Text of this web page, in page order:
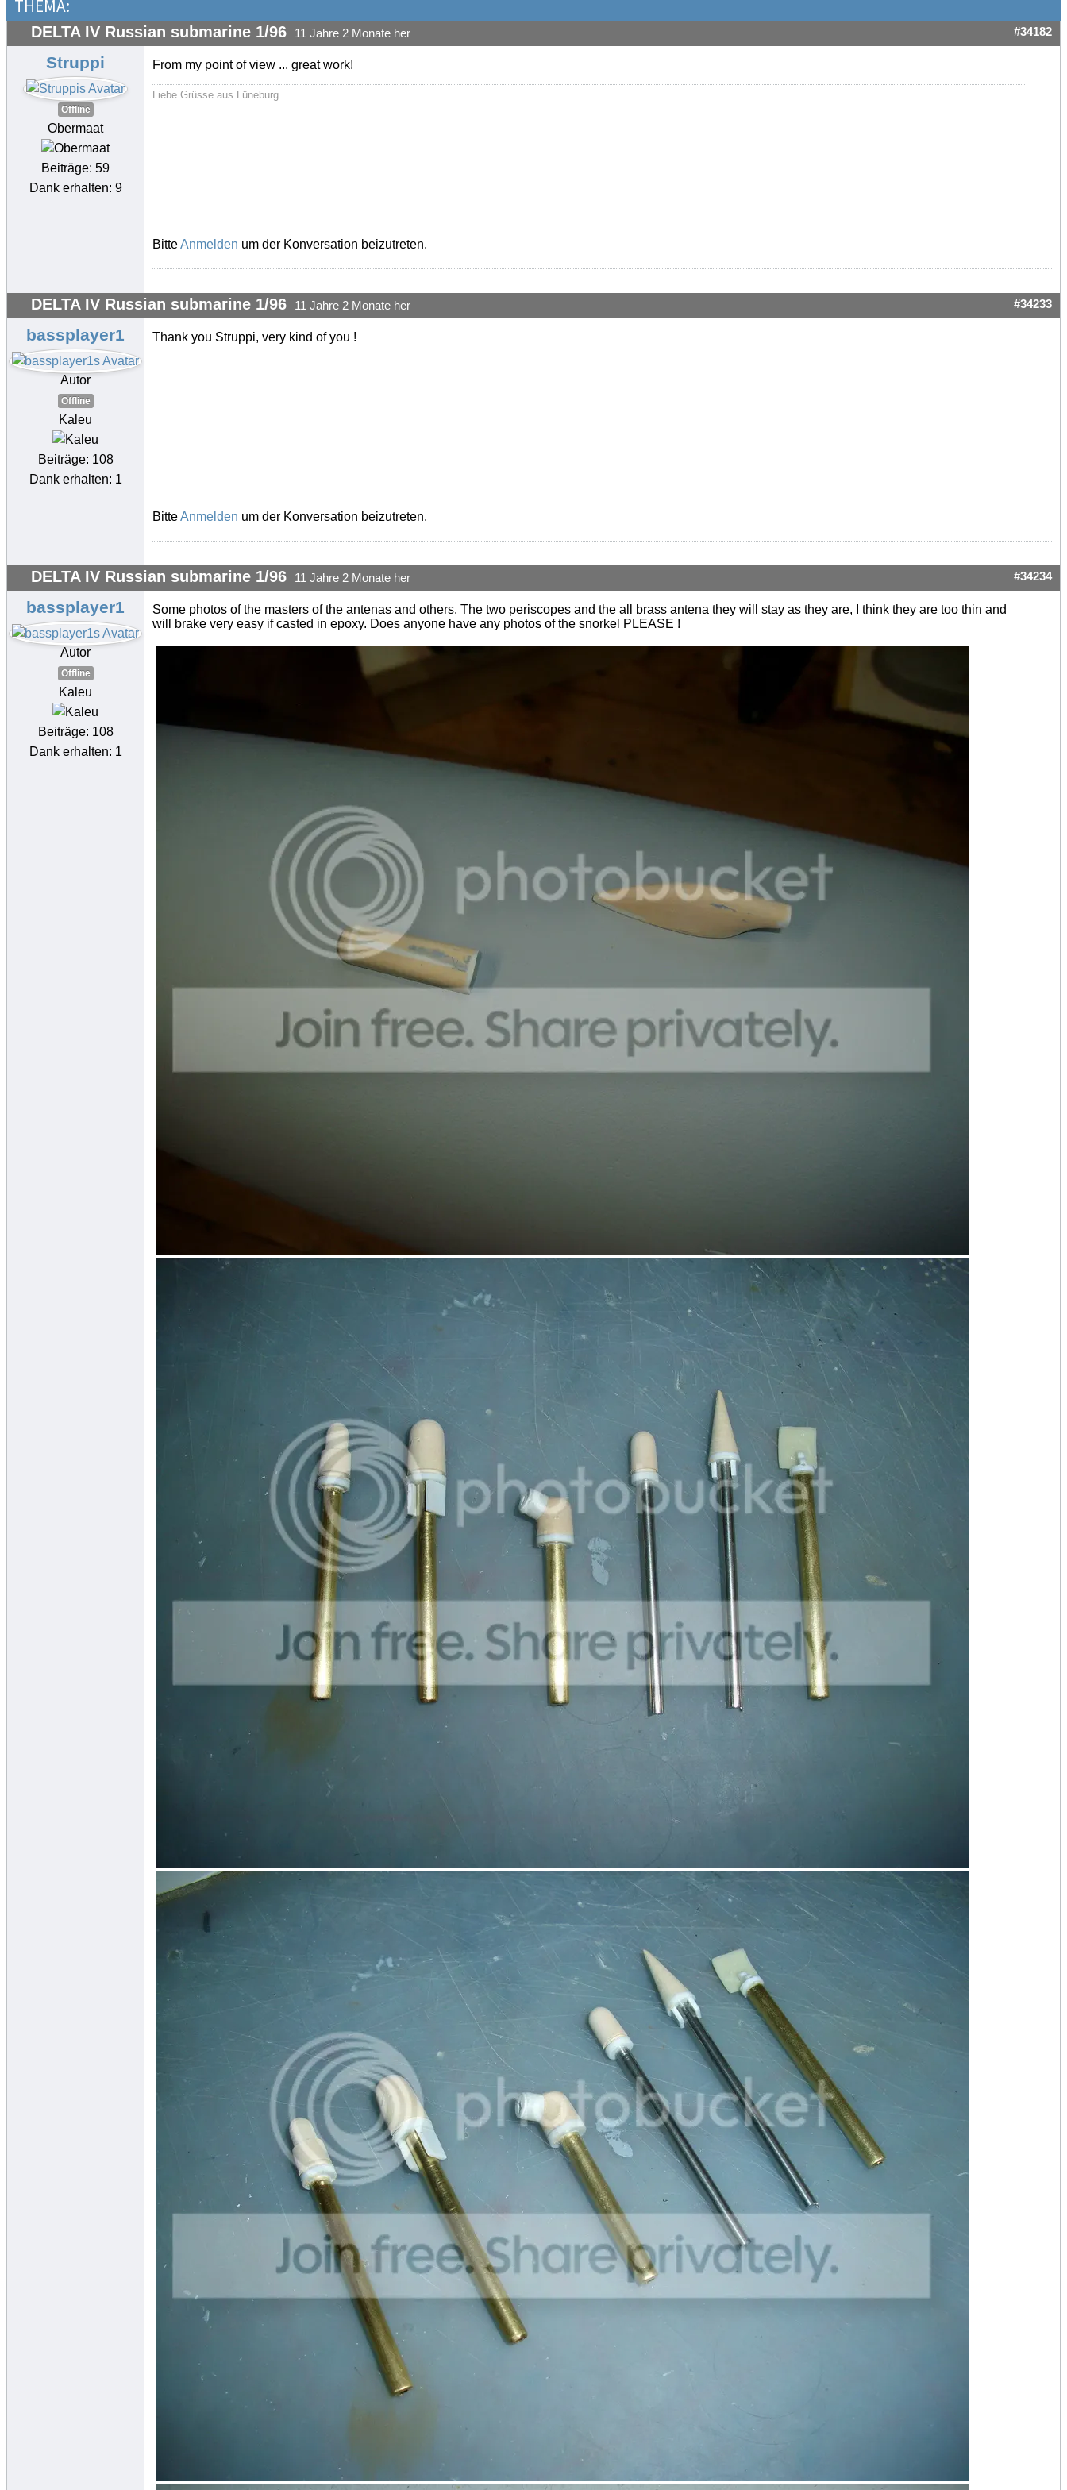
THEMA:
DELTA IV Russian submarine 1/96 11 Jahre 2 Monate her #34182
Struppi
Offline
Obermaat
Beiträge: 59
Dank erhalten: 9
From my point of view ... great work!
Liebe Grüsse aus Lüneburg
BitteAnmelden um der Konversation beizutreten.
DELTA IV Russian submarine 1/96 11 Jahre 2 Monate her #34233
bassplayer1
Autor
Offline
Kaleu
Beiträge: 108
Dank erhalten: 1
Thank you Struppi, very kind of you !
BitteAnmelden um der Konversation beizutreten.
DELTA IV Russian submarine 1/96 11 Jahre 2 Monate her #34234
bassplayer1
Autor
Offline
Kaleu
Beiträge: 108
Dank erhalten: 1
Some photos of the masters of the antenas and others. The two periscopes and the all brass antena they will stay as they are, I think they are too thin and
will brake very easy if casted in epoxy. Does anyone have any photos of the snorkel PLEASE !